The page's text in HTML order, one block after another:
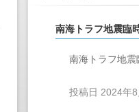
南海トラフ地震臨
南海トラフ地
投稿日 2024年